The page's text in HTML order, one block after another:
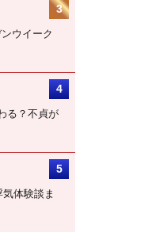
ウイーク
る？不貞が
体験談ま